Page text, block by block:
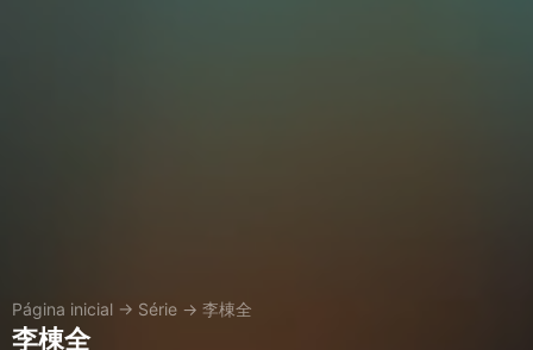
Página inicial → Série → 李棟全
李棟全